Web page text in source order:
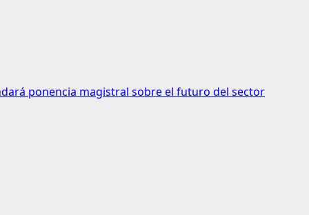
ponencia magistral sobre el futuro del sector